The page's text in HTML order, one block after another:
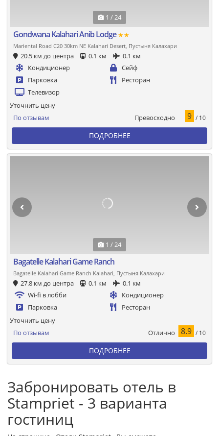
1 / 24
Gondwana Kalahari Anib Lodge★★
Mariental Road C20 30km NE Kalahari Desert, Пустыня Калахари
20.5 км до центра 0.1 км
0.1 км
Кондиционер
Сейф
Парковка
Ресторан
Телевизор
По отзывам Превосходно 9 / 10
Уточнить цену
ПОДРОБНЕЕ
1 / 24
Bagatelle Kalahari Game Ranch
Bagatelle Kalahari Game Ranch Kalahari, Пустыня Калахари
27.8 км до центра 0.1 км
0.1 км
Wi-fi в лобби
Кондиционер
Парковка
Ресторан
По отзывам Отлично 8.9 / 10
Уточнить цену
ПОДРОБНЕЕ
Забронировать отель в
Stampriet - 3 варианта
гостиниц